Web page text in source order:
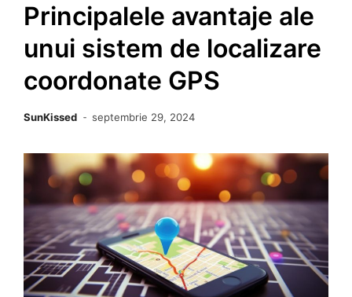
Principalele avantaje ale
unui sistem de localizare
coordonate GPS
SunKissed septembrie 29, 2024